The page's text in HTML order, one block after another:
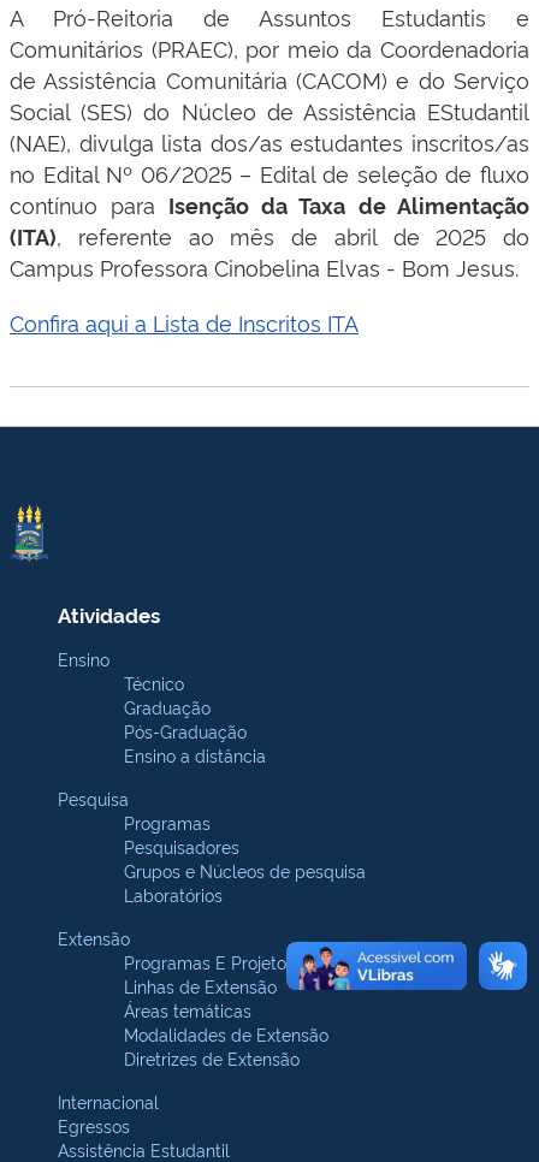
A Pró-Reitoria de Assuntos Estudantis e
Comunitários (PRAEC), por meio da Coordenadoria
de Assistência Comunitária (CACOM) e do Serviço
Social (SES) do Núcleo de Assistência EStudantil
(NAE), divulga lista dos/as estudantes inscritos/as
no Edital Nº 06/2025 – Edital de seleção de fluxo
contínuo para Isenção da Taxa de Alimentação
(ITA), referente ao mês de abril de 2025 do
Campus Professora Cinobelina Elvas - Bom Jesus.
Confira aqui a Lista de Inscritos ITA
Atividades
Ensino
Técnico
Graduação
Pós-Graduação
Ensino a distância
Pesquisa
Programas
Pesquisadores
Grupos e Núcleos de pesquisa
Laboratórios
Extensão
Programas E Projetos
Linhas de Extensão
Áreas temáticas
Modalidades de Extensão
Diretrizes de Extensão
Internacional
Egressos
Assistência Estudantil